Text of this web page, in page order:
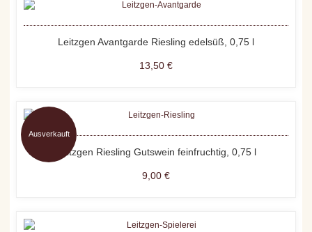
Leitzgen Avantgarde Riesling edelsüß, 0,75 l
13,50 €
Ausverkauft
Leitzgen Riesling Gutswein feinfruchtig, 0,75 l
9,00 €